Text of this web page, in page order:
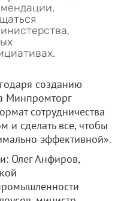
созданию
Минпромторг
сотрудничества
и сделать все, чтобы
эффективной».
Олег Анфиров,